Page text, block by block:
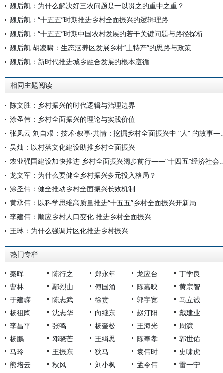
魏后凯：为什么解决好三农问题是一以贯之的重中之重？
魏后凯：“十五五”时期推进乡村全面振兴的逻辑理路
魏后凯：“十五五”时期中国农村发展的若干关键问题与路径探析
魏后凯 胡凌啸：生态涵养区发展乡村“土特产”的思路与政策
魏后凯：新时代推进城乡融合发展的根本遵循
相同主题阅读
陈文胜：乡村振兴的时代逻辑与治理边界
涂圣伟：乡村全面振兴的理论与实践价值
张凤云 刘自艰：技术·叙事·共情
吴灿：以村落文化建设助推乡村全面振兴
农业强国建设加快推进 乡村全面振
龙文军：为什么要健全乡村振兴多元投入格局？
涂圣伟：健全推动乡村全面振兴长效机制
黄承伟：以科学思维高质量推进“十五五”乡村全面振兴开新局
李建伟：顺应乡村人口变化 推进乡村全面振兴
王琳：为什么强调片区化推进乡村振兴
热门专栏
秦晖 陈行之 郑永年 龙应台
丁学良
曹林
鄢烈山 傅国涌 陈嘉映
黄宗智
于建嵘
陈志武 徐贲 郭宇宽
马立诚
杨祖陶
沈志华 向继东 赵汀阳
戴建业
李昌平
张鸣 杨奎松 王海光
周濂
杨鹏
邓晓芒 王缉思 陈奉孝
郭世佑
马玲
王振东 狄马 袁伟时
史啸虎
熊培云
秋风 刘小枫 孟令伟
雷一宁